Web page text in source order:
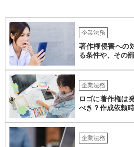
者に帰属させる、あるいはベンダーに帰属
使用権を認めるといった整理をすることも
用負担のみをもって著作権の帰属が決まる
作した主体と、当事者間の契約内容によっ
企業法務
著作権侵害への
る条件や、その
企業法務
ロゴに著作権は
べき？作成依頼
企業法務